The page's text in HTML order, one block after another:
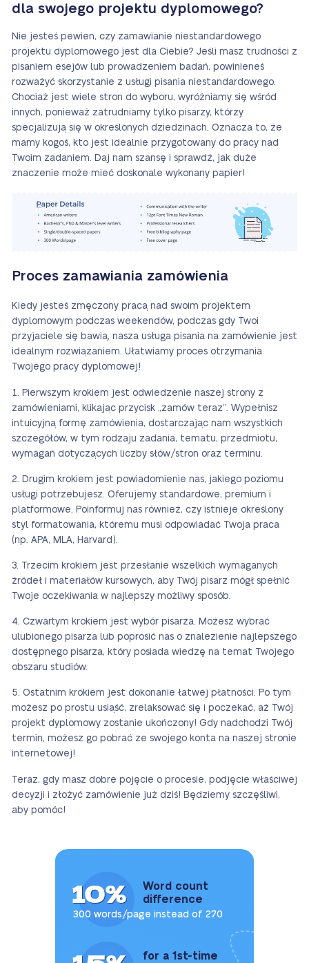
dla swojego projektu dyplomowego?
Nie jesteś pewien, czy zamawianie niestandardowego
projektu dyplomowego jest dla Ciebie? Jeśli masz trudności z
pisaniem esejów lub prowadzeniem badań, powinieneś
rozważyć skorzystanie z usługi pisania niestandardowego.
Chociaż jest wiele stron do wyboru, wyróżniamy się wśród
innych, ponieważ zatrudniamy tylko pisarzy, którzy
specjalizują się w określonych dziedzinach. Oznacza to, że
mamy kogoś, kto jest idealnie przygotowany do pracy nad
Twoim zadaniem. Daj nam szansę i sprawdź, jak duże
znaczenie może mieć doskonale wykonany papier!
Proces zamawiania zamówienia
Kiedy jesteś zmęczony pracą nad swoim projektem
dyplomowym podczas weekendów, podczas gdy Twoi
przyjaciele się bawią, nasza usługa pisania na zamówienie jest
idealnym rozwiązaniem. Ułatwiamy proces otrzymania
Twojego pracy dyplomowej!
Pierwszym krokiem jest odwiedzenie naszej strony z
zamówieniami, klikając przycisk „zamów teraz”. Wypełnisz
intuicyjną formę zamówienia, dostarczając nam wszystkich
szczegółów, w tym rodzaju zadania, tematu, przedmiotu,
wymagań dotyczących liczby słów/stron oraz terminu.
Drugim krokiem jest powiadomienie nas, jakiego poziomu
usługi potrzebujesz. Oferujemy standardowe, premium i
platformowe. Poinformuj nas również, czy istnieje określony
styl formatowania, któremu musi odpowiadać Twoja praca
(np. APA, MLA, Harvard).
Trzecim krokiem jest przesłanie wszelkich wymaganych
źródeł i materiałów kursowych, aby Twój pisarz mógł spełnić
Twoje oczekiwania w najlepszy możliwy sposób.
Czwartym krokiem jest wybór pisarza. Możesz wybrać
ulubionego pisarza lub poprosić nas o znalezienie najlepszego
dostępnego pisarza, który posiada wiedzę na temat Twojego
obszaru studiów.
Ostatnim krokiem jest dokonanie łatwej płatności. Po tym
możesz po prostu usiąść, zrelaksować się i poczekać, aż Twój
projekt dyplomowy zostanie ukończony! Gdy nadchodzi Twój
termin, możesz go pobrać ze swojego konta na naszej stronie
internetowej!
Teraz, gdy masz dobre pojęcie o procesie, podjęcie właściwej
decyzji i złożyć zamówienie już dziś! Będziemy szczęśliwi,
aby pomóc!
10%
Word count
difference
300 words/page instead of 270
for a 1st-time